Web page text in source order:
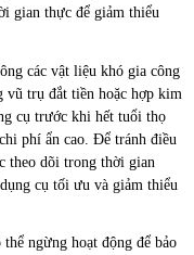
gian thực để giảm thiểu
các vật liệu khó gia công
vũ trụ đắt tiền hoặc hợp kim
cụ trước khi hết tuổi thọ
phí ẩn cao. Để tránh điều
theo dõi trong thời gian
cụ tối ưu và giảm thiểu
ngừng hoạt động để bảo